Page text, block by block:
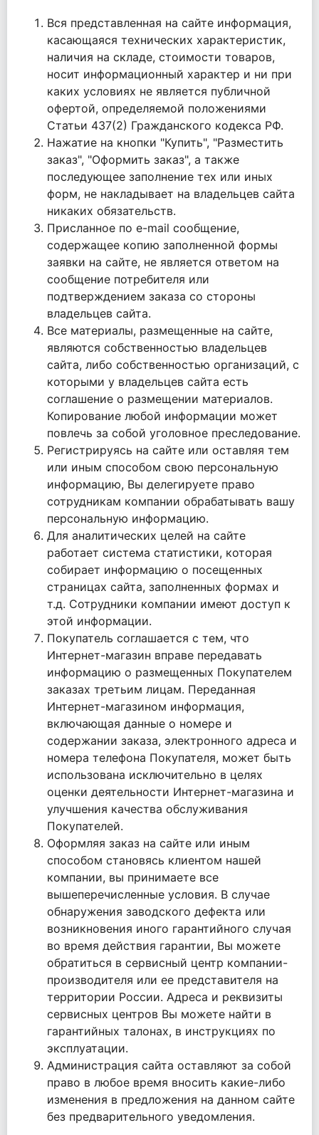
Вся представленная на сайте информация,
касающаяся технических характеристик,
наличия на складе, стоимости товаров,
носит информационный характер и ни при
каких условиях не является публичной
офертой, определяемой положениями
Статьи 437(2) Гражданского кодекса РФ.
Нажатие на кнопки "Купить", "Разместить
заказ", "Оформить заказ", а также
последующее заполнение тех или иных
форм, не накладывает на владельцев сайта
никаких обязательств.
Присланное по e-mail сообщение,
содержащее копию заполненной формы
заявки на сайте, не является ответом на
сообщение потребителя или
подтверждением заказа со стороны
владельцев сайта.
Все материалы, размещенные на сайте,
являются собственностью владельцев
сайта, либо собственностью организаций, с
которыми у владельцев сайта есть
соглашение о размещении материалов.
Копирование любой информации может
повлечь за собой уголовное преследование.
Регистрируясь на сайте или оставляя тем
или иным способом свою персональную
информацию, Вы делегируете право
сотрудникам компании обрабатывать вашу
персональную информацию.
Для аналитических целей на сайте
работает система статистики, которая
собирает информацию о посещенных
страницах сайта, заполненных формах и
т.д. Сотрудники компании имеют доступ к
этой информации.
Покупатель соглашается с тем, что
Интернет-магазин вправе передавать
информацию о размещенных Покупателем
заказах третьим лицам. Переданная
Интернет-магазином информация,
включающая данные о номере и
содержании заказа, электронного адреса и
номера телефона Покупателя, может быть
использована исключительно в целях
оценки деятельности Интернет-магазина и
улучшения качества обслуживания
Покупателей.
Оформляя заказ на сайте или иным
способом становясь клиентом нашей
компании, вы принимаете все
вышеперечисленные условия. В случае
обнаружения заводского дефекта или
возникновения иного гарантийного случая
во время действия гарантии, Вы можете
обратиться в сервисный центр компании-
производителя или ее представителя на
территории России. Адреса и реквизиты
сервисных центров Вы можете найти в
гарантийных талонах, в инструкциях по
эксплуатации.
Администрация сайта оставляют за собой
право в любое время вносить какие-либо
изменения в предложения на данном сайте
без предварительного уведомления.